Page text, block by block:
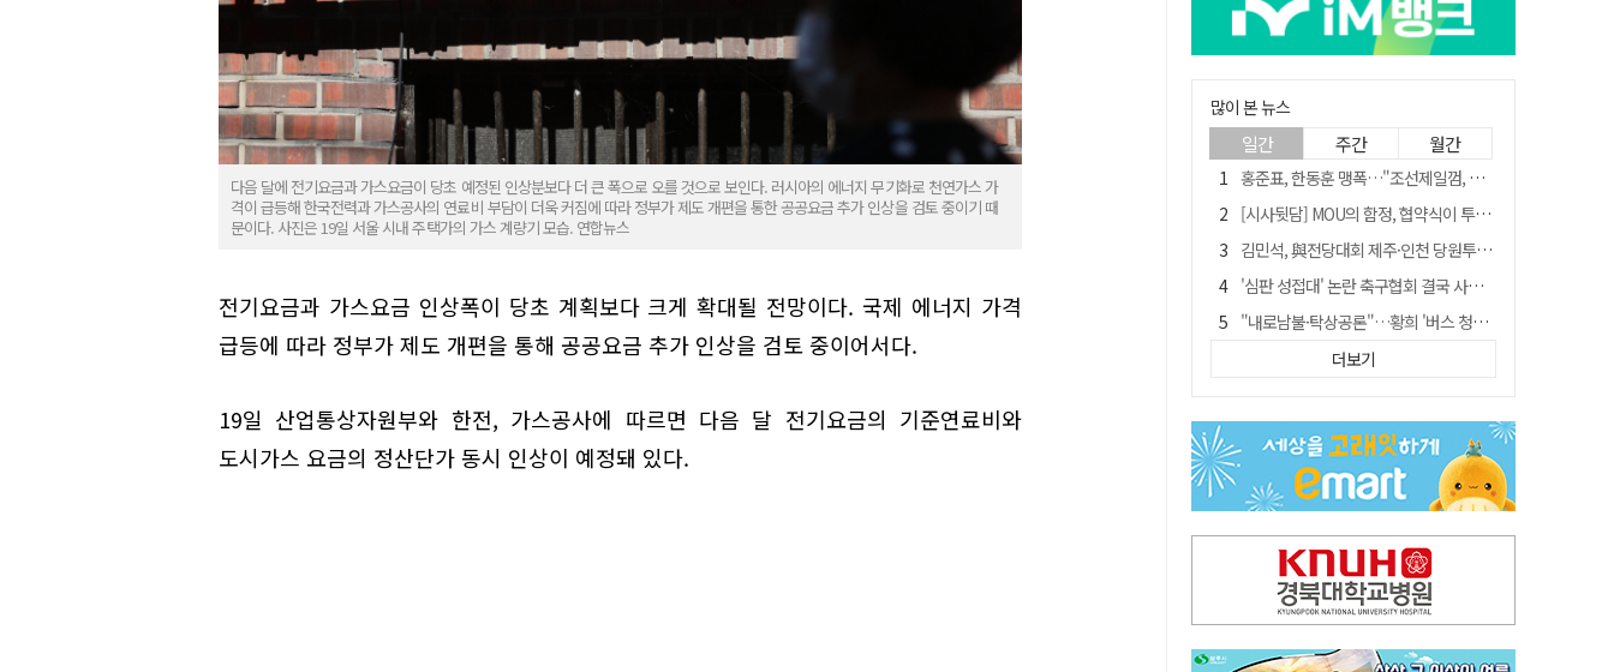
다음 달에 전기요금과 가스요금이 당초 예정된 인상분보다 더 큰 폭으로 오를 것으로 보인다. 러시아의 에너지 무기화로 천연가스 가
격이 급등해 한국전력과 가스공사의 연료비 부담이 더욱 커짐에 따라 정부가 제도 개편을 통한 공공요금 추가 인상을 검토 중이기 때
문이다. 사진은 19일 서울 시내 주택가의 가스 계량기 모습. 연합뉴스
전기요금과 가스요금 인상폭이 당초 계획보다 크게 확대될 전망이다. 국제 에너지 가격
급등에 따라 정부가 제도 개편을 통해 공공요금 추가 인상을 검토 중이어서다.
19일 산업통상자원부와 한전, 가스공사에 따르면 다음 달 전기요금의 기준연료비와
도시가스 요금의 정산단가 동시 인상이 예정돼 있다.
많이 본 뉴스
일간 주간 월간
홍준표, 한동훈 맹폭…"조선제일껌, 권력에 살고 권력에 죽었다"
[시사뒷담] MOU의 함정, 협약식이 투자 확정은 아니긴 해
김민석, 與전당대회 제주·인천 당원투표서 승리…누적 득표는 '초박빙'
'심판 성접대' 논란 축구협회 결국 사과…"깊이 반성, 쇄신하겠다"
"내로남불·탁상공론"…황희 '버스 청년주택' 제안에 與 내부서도 쓴소리
"경로당 통장에 비밀번호가 적혀 있다"…전국 돌며 경로당 13곳 턴 30대 구속
예안향교 대성전, '국가지정 보물로 지정'
휠체어 환자 발로 밀어 숨지게 한 70대 간병인…2심도 집행유예
박권현 청도군수, 국무총리에 "청도 물 공급 최대 3만t 늘려달라"
더보기